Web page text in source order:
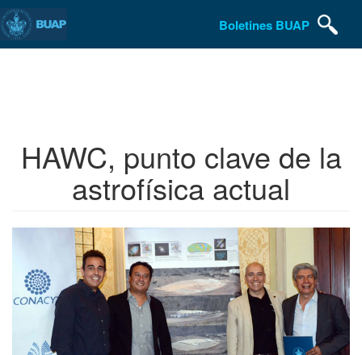
Boletines BUAP
HAWC, punto clave de la
astrofísica actual